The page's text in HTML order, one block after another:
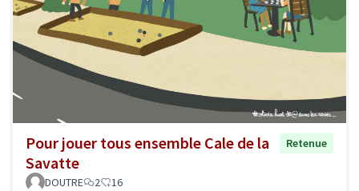
Pour jouer tous ensemble Cale de la
Savatte
Retenue
DOUTRE 2 16